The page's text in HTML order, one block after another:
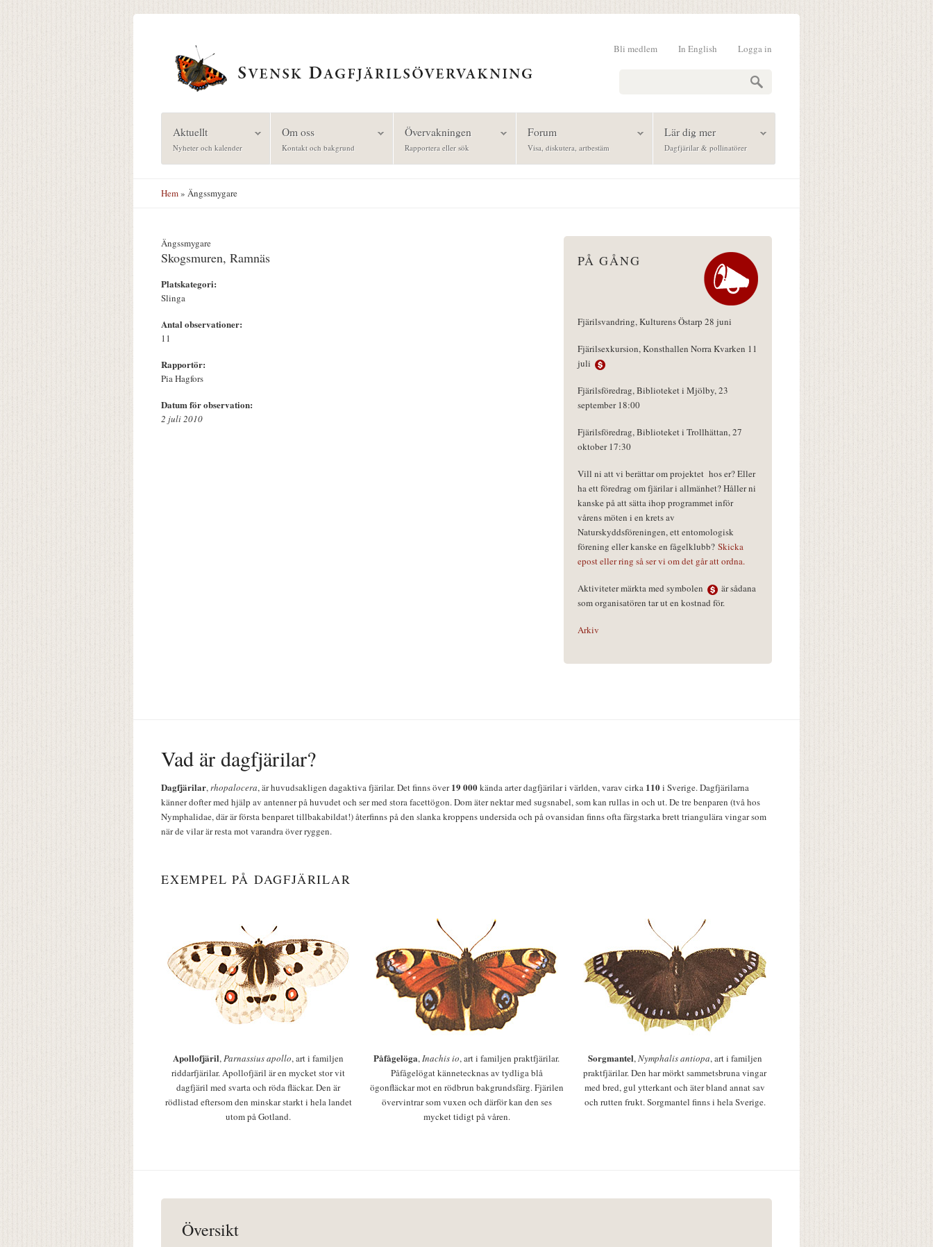
Logga in
In English
Bli medlem
Aktuellt
Nyheter och kalender
Om oss
Kontakt och bakgrund
Övervakningen
Rapportera eller sök
Forum
Visa, diskutera, artbestäm
Lär dig mer
Dagfjärilar & pollinatörer
Hem» Ängssmygare
Ängssmygare
Skogsmuren, Ramnäs
Platskategori:
Slinga
Antal observationer:
11
Rapportör:
Pia Hagfors
Datum för observation:
2 juli 2010
PÅ GÅNG
Fjärilsvandring, Kulturens Östarp 28 juni
Fjärilsexkursion, Konsthallen Norra Kvarken 11
juli
Fjärilsföredrag, Biblioteket i Mjölby, 23
september 18:00
Fjärilsföredrag, Biblioteket i Trollhättan, 27
oktober 17:30
Vill ni att vi berättar om projektet hos er? Eller
ha ett föredrag om fjärilar i allmänhet? Håller ni
kanske på att sätta ihop programmet inför
vårens möten i en krets av
Naturskyddsföreningen, ett entomologisk
förening eller kanske en fågelklubb? Skicka
epost eller ring så ser vi om det går att ordna.
Aktiviteter märkta med symbolen
är sådana
som organisatören tar ut en kostnad för.
Arkiv
Vad är dagfjärilar?
Dagfjärilar,rhopalocera, är huvudsakligen dagaktiva fjärilar. Det finns över19 000kända arter dagfjärilar i världen, varav cirka 110i Sverige. Dagfjärilarna
känner dofter med hjälp av antenner på huvudet och ser med stora facettögon. Dom äter nektar med sugsnabel, som kan rullas in och ut. De tre benparen (två hos
Nymphalidae, där är första benparet tillbakabildat!) återfinns på den slanka kroppens undersida och på ovansidan finns ofta färgstarka brett triangulära vingar som
när de vilar är resta mot varandra över ryggen.
EXEMPEL PÅ DAGFJÄRILAR
Apollofjäril,Parnassius apollo, art i familjen
riddarfjärilar. Apollofjäril är en mycket stor vit
dagfjäril med svarta och röda fläckar. Den är
rödlistad eftersom den minskar starkt i hela landet
utom på Gotland.
Påfågelöga,Inachis io, art i familjen praktfjärilar.
Påfågelögat kännetecknas av tydliga blå
ögonfläckar mot en rödbrun bakgrundsfärg. Fjärilen
övervintrar som vuxen och därför kan den ses
mycket tidigt på våren.
Sorgmantel,Nymphalis antiopa, art i familjen
praktfjärilar. Den har mörkt sammetsbruna vingar
med bred, gul ytterkant och äter bland annat sav
och rutten frukt. Sorgmantel finns i hela Sverige.
Översikt